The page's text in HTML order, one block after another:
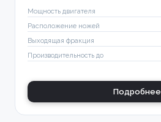
Мощность двигателя
Расположение ножей
Выходящая фракция
Производительность до
Подробнее